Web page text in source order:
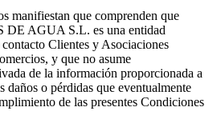
manifiestan que comprenden que
AGUA S.L. es una entidad
Clientes y Asociaciones
y que no asume
de la información proporcionada a
daños o pérdidas que eventualmente
de las presentes Condiciones